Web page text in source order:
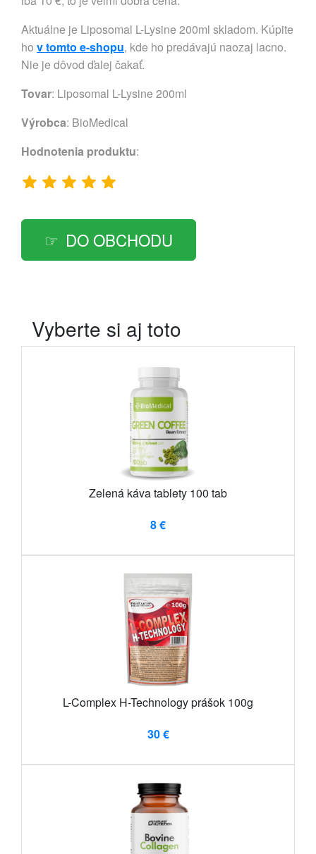
Aktuálne je Liposomal L-Lysine 200ml skladom. Kúpite
ho v tomto e-shopu, kde ho predávajú naozaj lacno.
Nie je dôvod ďalej čakať.
Tovar: Liposomal L-Lysine 200ml
Výrobca: BioMedical
Hodnotenia produktu:
DO OBCHODU
Vyberte si aj toto
Zelená káva tablety 100 tab
8 €
L-Complex H-Technology prášok 100g
30 €